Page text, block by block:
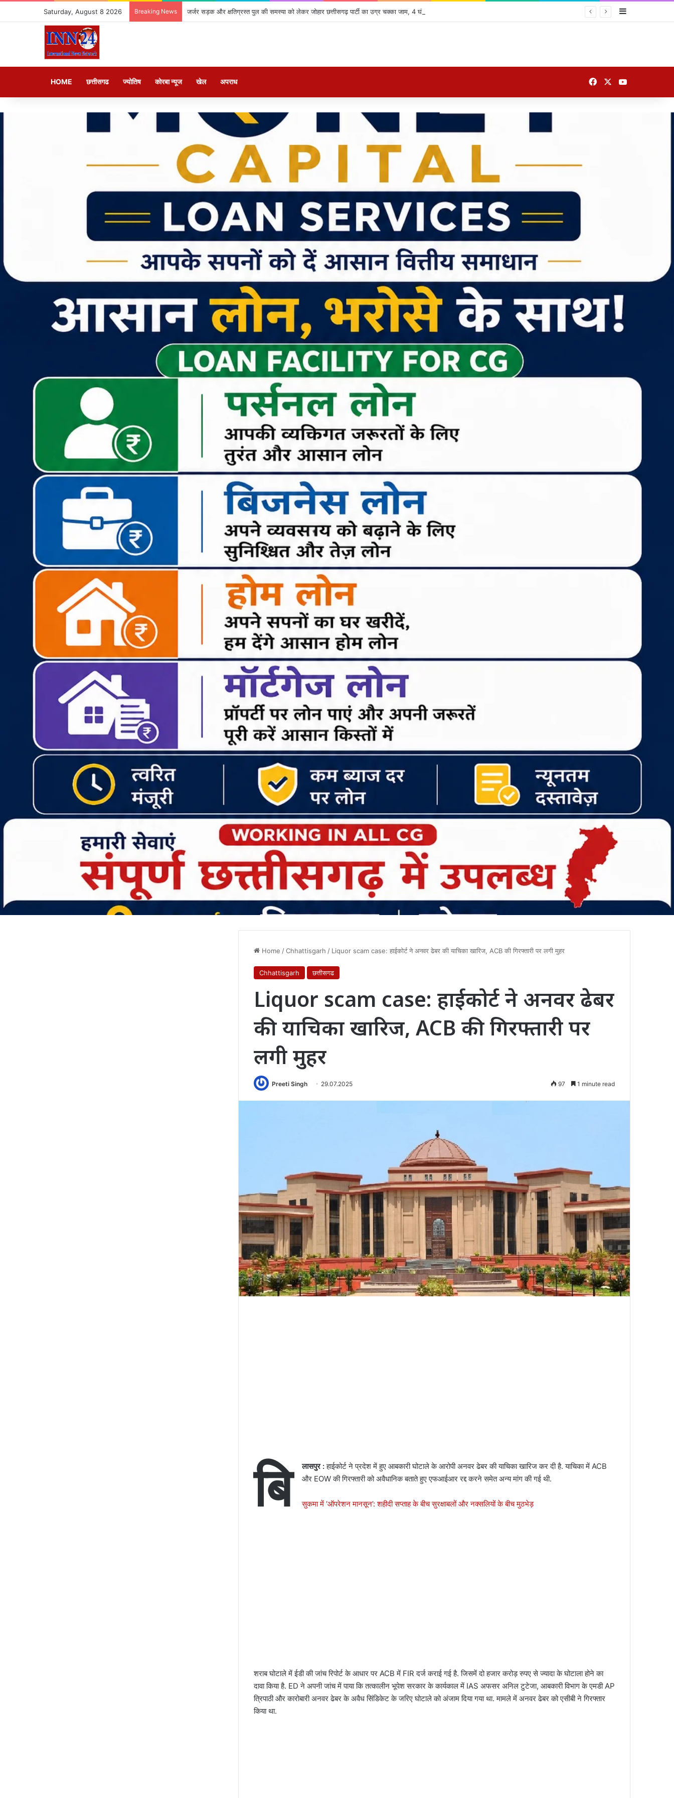
Saturday, August 8 2026 Breaking News जर्जर सड़क और क्षतिग्रस्त पुल की समस्या को लेकर जोहार छत्तीसगढ़ पार्टी का उग्र चक्का जाम, 4 घंटे तक थमा यातायात Sidebar
HOME छत्तीसगढ ज्योतिष कोरबा न्यूज खेल अपराध FacebookYouTube
Home /Chhattisgarh / Liquor scam case: हाईकोर्ट ने अनवर ढेबर की याचिका खारिज, ACB की गिरफ्तारी पर लगी मुहर
Chhattisgarh छत्तीसगढ
Liquor scam case: हाईकोर्ट ने अनवर ढेबर
की याचिका खारिज, ACB की गिरफ्तारी पर
लगी मुहर
Preeti Singh 29.07.2025 97 1 minute read
बि लासपुर :हाईकोर्ट ने प्रदेश में हुए आबकारी घोटाले के आरोपी अनवर ढेबर की याचिका खारिज कर दी है. याचिका में ACB
और EOW की गिरफ्तारी को अवैधानिक बताते हुए एफआईआर रद्द करने समेत अन्य मांग की गई थी.
सुकमा में ‘ऑपरेशन मानसून’: शहीदी सप्ताह के बीच सुरक्षाबलों और नक्सलियों के बीच मुठभेड़
शराब घोटाले में ईडी की जांच रिपोर्ट के आधार पर ACB में FIR दर्ज कराई गई है. जिसमें दो हजार करोड़ रुपए से ज्यादा के घोटाला होने का
दावा किया है. ED ने अपनी जांच में पाया कि तत्कालीन भूपेश सरकार के कार्यकाल में IAS अफसर अनिल टुटेजा, आबकारी विभाग के एमडी AP
त्रिपाठी और कारोबारी अनवर ढेबर के अवैध सिंडिकेट के जरिए घोटाले को अंजाम दिया गया था. मामले में अनवर ढेबर को एसीबी ने गिरफ्तार
किया था.